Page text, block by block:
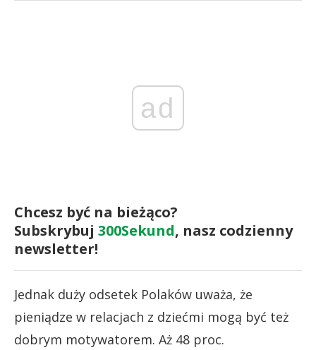
ad
Chcesz być na bieżąco?
Subskrybuj 300Sekund, nasz codzienny
newsletter!
Jednak duży odsetek Polaków uważa, że
pieniądze w relacjach z dziećmi mogą być też
dobrym motywatorem. Aż 48 proc.